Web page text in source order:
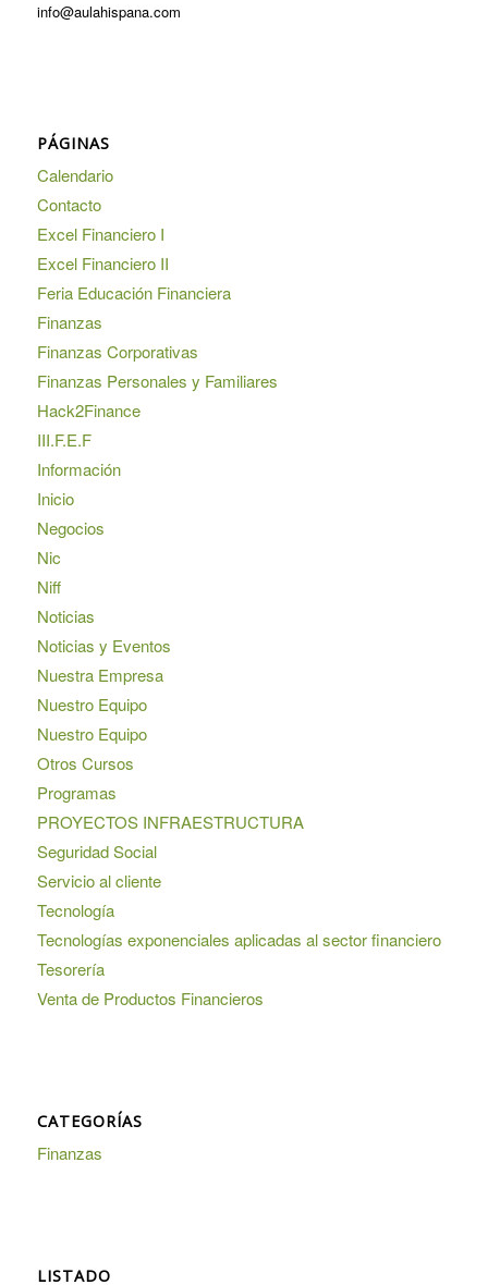
info@aulahispana.com
PÁGINAS
Calendario
Contacto
Excel Financiero I
Excel Financiero II
Feria Educación Financiera
Finanzas
Finanzas Corporativas
Finanzas Personales y Familiares
Hack2Finance
III.F.E.F
Información
Inicio
Negocios
Nic
Niff
Noticias
Noticias y Eventos
Nuestra Empresa
Nuestro Equipo
Nuestro Equipo
Otros Cursos
Programas
PROYECTOS INFRAESTRUCTURA
Seguridad Social
Servicio al cliente
Tecnología
Tecnologías exponenciales aplicadas al sector financiero
Tesorería
Venta de Productos Financieros
CATEGORÍAS
Finanzas
LISTADO